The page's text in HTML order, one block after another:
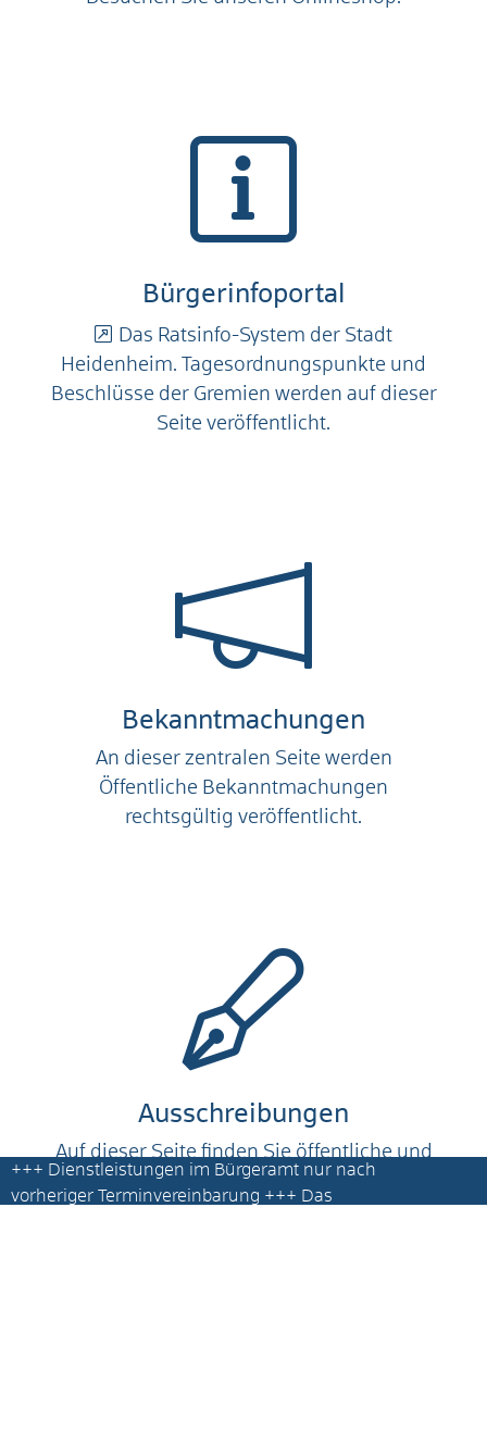
Bürgerinfoportal
Das Ratsinfo-System der Stadt
Heidenheim. Tagesordnungspunkte und
Beschlüsse der Gremien werden auf dieser
Seite veröffentlicht.
Bekanntmachungen
An dieser zentralen Seite werden
Öffentliche Bekanntmachungen
rechtsgültig veröffentlicht.
Ausschreibungen
Auf dieser Seite finden Sie öffentliche und
beabsichtigt beschränkte
Ausschreibungen, sowie vergebene
+++ Dienstleistungen im Bürgeramt nur nach
vorheriger Terminvereinbarung +++ Das